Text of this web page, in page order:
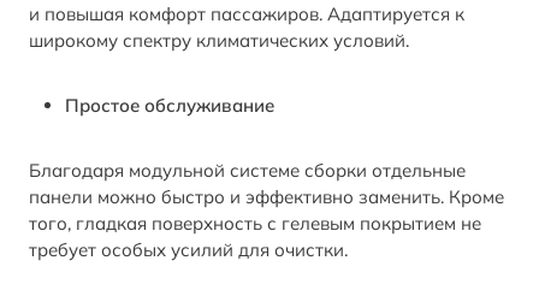
и повышая комфорт пассажиров. Адаптируется к
широкому спектру климатических условий.
Простое обслуживание
Благодаря модульной системе сборки отдельные
панели можно быстро и эффективно заменить. Кроме
того, гладкая поверхность с гелевым покрытием не
требует особых усилий для очистки.